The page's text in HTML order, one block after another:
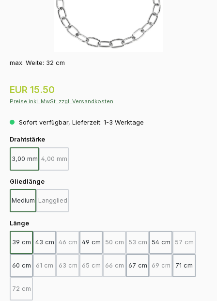
max. Weite: 32 cm
Regulärer Preis:
EUR 15.50
Preise inkl. MwSt. zzgl. Versandkosten
Sofort verfügbar, Lieferzeit: 1-3 Werktage
Drahtstärkeauswählen
3,00 mm 4,00 mm
(Diese Option ist zurzeit nicht verfügbar.)
Gliedlängeauswählen
Medium Langglied
(Diese Option ist zurzeit nicht verfügbar.)
Längeauswählen
39 cm 43 cm 46 cm
(Diese Option ist zurzeit nicht verfügbar.)
49 cm 50 cm
(Diese Option ist zurzeit nicht
53 cm
(Diese Option ist zurzeit
54 cm 57 cm
(Diese
60 cm 61 cm
(Diese Option ist zurzeit nicht verfügbar.)
63 cm
(Diese Option ist zurzeit nicht verfügbar.)
65 cm
(Diese Option ist zurzeit nicht verfügbar.)
66 cm
(Diese Option ist zurzeit nicht
67 cm 69 cm
(Diese Option ist
71 cm
72 cm
(Diese Option ist zurzeit nicht verfügbar.)